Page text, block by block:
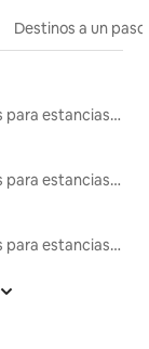
Destinos a un
Alojamientos para estancias largas
Alojamientos para estancias largas
Alojamientos para estancias largas